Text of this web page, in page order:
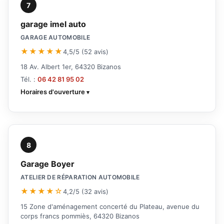
7
garage imel auto
GARAGE AUTOMOBILE
★★★★★4,5/5 (52 avis)
18 Av. Albert 1er, 64320 Bizanos
Tél. : 06 42 81 95 02
Horaires d'ouverture
8
Garage Boyer
ATELIER DE RÉPARATION AUTOMOBILE
★★★★☆4,2/5 (32 avis)
15 Zone d'aménagement concerté du Plateau, avenue du
corps francs pommiès, 64320 Bizanos